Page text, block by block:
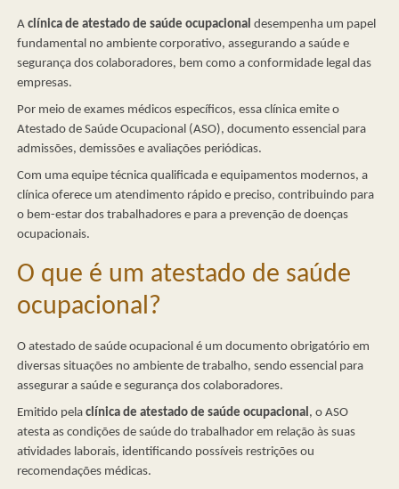
Aclínica de atestado de saúde ocupacional desempenha um papel
fundamental no ambiente corporativo, assegurando a saúde e
segurança dos colaboradores, bem como a conformidade legal das
empresas.
Por meio de exames médicos específicos, essa clínica emite o
Atestado de Saúde Ocupacional (ASO), documento essencial para
admissões, demissões e avaliações periódicas.
Com uma equipe técnica qualificada e equipamentos modernos, a
clínica oferece um atendimento rápido e preciso, contribuindo para
o bem-estar dos trabalhadores e para a prevenção de doenças
ocupacionais.
O que é um atestado de saúde
ocupacional?
O atestado de saúde ocupacional é um documento obrigatório em
diversas situações no ambiente de trabalho, sendo essencial para
assegurar a saúde e segurança dos colaboradores.
Emitido pelaclínica de atestado de saúde ocupacional, o ASO
atesta as condições de saúde do trabalhador em relação às suas
atividades laborais, identificando possíveis restrições ou
recomendações médicas.